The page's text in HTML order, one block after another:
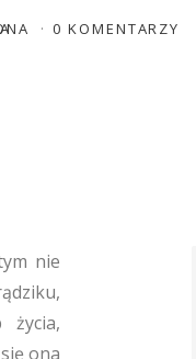
0 KOMENTARZY
nie
życia,
ona